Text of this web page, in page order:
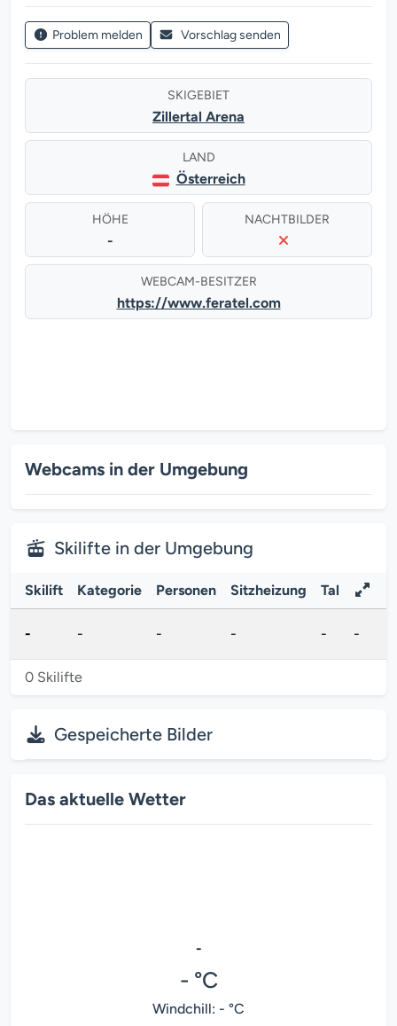
Problem melden Vorschlag senden
SKIGEBIET
Zillertal Arena
LAND
Österreich
HÖHE
-
NACHTBILDER
WEBCAM-BESITZER
https://www.feratel.com
Webcams in der Umgebung
Skilifte in der Umgebung
0 Skilifte
Skilift Kategorie Personen Sitzheizung Tal
- - - - - -
Gespeicherte Bilder
Das aktuelle Wetter
-
- °C
Windchill: - °C